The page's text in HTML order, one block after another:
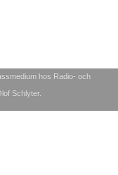
hos Radio- och
Schlyter.